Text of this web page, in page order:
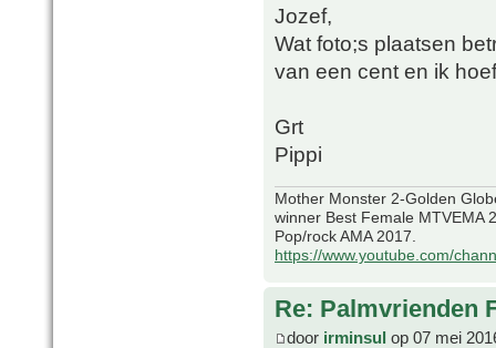
Jozef,
Wat foto;s plaatsen
van een cent en ik
Grt
Pippi
Mother Monster 2-Golden
winner Best Female MTVEMA
Pop/rock AMA 2017.
https://www.youtube.com/
Re: Palmvrienden
door irminsul op 07 mei